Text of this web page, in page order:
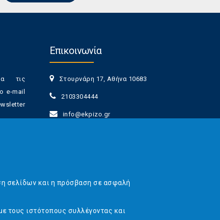
τις
e-mail
πάσα
Επικοινωνία
Στουρνάρη 17, Αθήνα 10683
2103304444
info@ekpizo.gr
σελίδων και η πρόσβαση σε ασφαλή
τους ιστότοπους συλλέγοντας και